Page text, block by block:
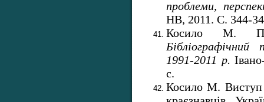
проблеми,
НВ, 2011. С. 344-
Косило М.
1991-2011 р.
с.
Косило М.